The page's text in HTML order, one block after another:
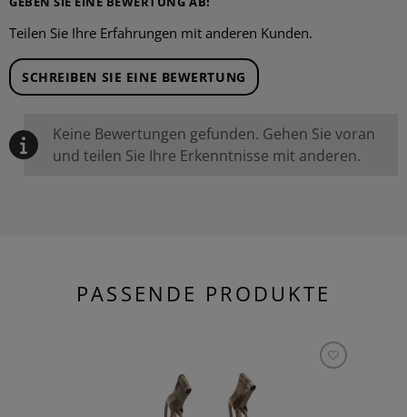
Teilen Sie Ihre Erfahrungen mit anderen Kunden.
SCHREIBEN SIE EINE BEWERTUNG
Keine Bewertungen gefunden. Gehen Sie voran
und teilen Sie Ihre Erkenntnisse mit anderen.
PASSENDE PRODUKTE